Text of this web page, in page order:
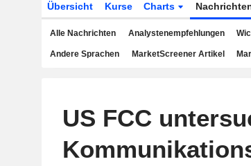
Übersicht Kurse Charts
Alle Nachrichten Analystenempfehlungen
Andere Sprachen MarketScreener Artikel
US FCC